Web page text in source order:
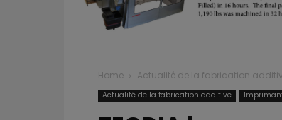
Home Actualité de la fabrication
Actualité de la fabrication additive